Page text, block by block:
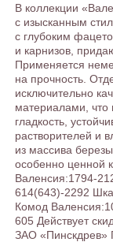
В коллекции
с изысканным
с глубоким
и карнизов,
Применяется
на прочность.
исключительно
материалами, что
гладкость,
растворителей и
из массива
особенно ценной
Валенсия:1794-
614(643)-2292
Комод
605 Действует
ЗАО «Пинскдрев»